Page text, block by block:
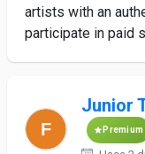
artists with an
participate in paid
Junior
Premium